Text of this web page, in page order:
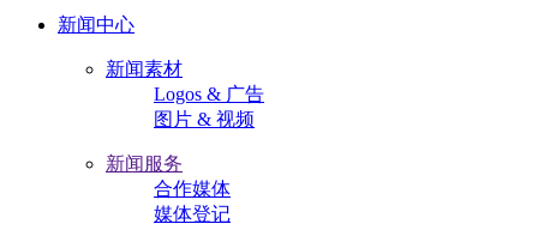
新闻中心
新闻素材
Logos & 广告
图片 & 视频
新闻服务
合作媒体
媒体登记